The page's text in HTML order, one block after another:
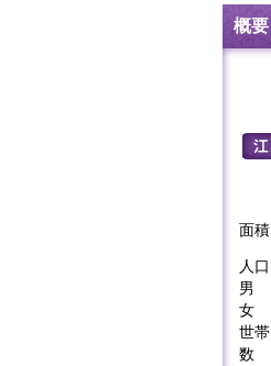
概要
面積
人口
男
女
世帯
数